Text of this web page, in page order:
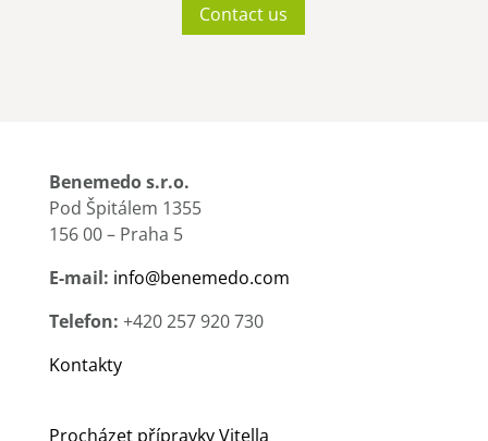
Contact us
Benemedo s.r.o.
Pod Špitálem 1355
156 00 – Praha 5
E-mail: info@benemedo.com
Telefon: +420 257 920 730
Kontakty
Procházet přípravky Vitella